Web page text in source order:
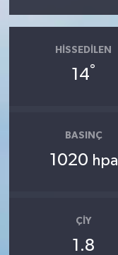
HISSEDILEN
14°
BASINÇ
1020 hpa
ÇIY
1.8